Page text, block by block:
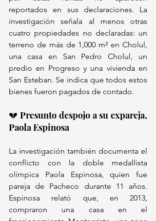
reportados en sus declaraciones. La
investigación señala al menos otras
cuatro propiedades no declaradas: un
terreno de más de 1,000 m² en Cholul,
una casa en San Pedro Cholul, un
predio en Progreso y una vivienda en
San Esteban. Se indica que todos estos
bienes fueron pagados de contado.
💔 Presunto despojo a su expareja,
Paola Espinosa
La investigación también documenta el
conflicto con la doble medallista
olímpica Paola Espinosa, quien fue
pareja de Pacheco durante 11 años.
Espinosa relató que, en 2013,
compraron una casa en el